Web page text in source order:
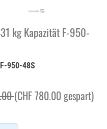
kg Kapazität F-950-
F-950-48S
(CHF 780.00 gespart)